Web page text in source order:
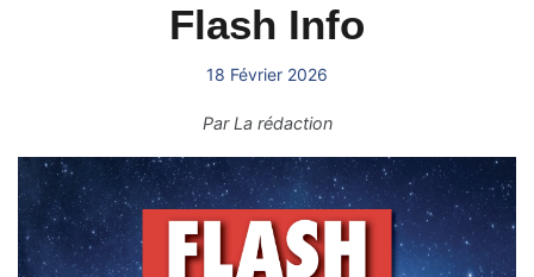
Flash Info
18 Février 2026
ParLa rédaction